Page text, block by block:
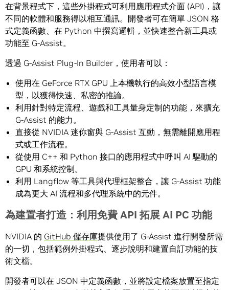
在背景程式下，這些外掛程式可利用應用程式介面 (API)，讓
不同的軟體和服務得以相互通訊。開發者可在簡單 JSON 格
式定義函數、在 Python 中撰寫邏輯，並快速整合新工具或
功能至 G-Assist。
透過 G-Assist Plug-In Builder，使用者可以：
使用在 GeForce RTX GPU 上本機執行的高效小型語言模
型，以獲得快速、私密的推論。
利用針對特定流程、遊戲和工具量身定制的功能，來擴充
G-Assist 的能力。
直接從 NVIDIA 迷你窗與 G-Assist 互動，無需離開應用程
式或工作流程。
從使用 C++ 和 Python 接口的應用程式中呼叫 AI 驅動的
GPU 和系統控制。
利用 Langflow 等工具與代理框架整合，讓 G-Assist 功能
成為更大 AI 流程和多代理系統中的元件。
為建置者打造：利用免費 API 拓展 AI PC 功能
NVIDIA 的 GitHub 儲存庫提供使用了 G-Assist 進行開發所需
的一切，包括範例外掛程式、逐步說明和建置自訂功能的技
術文檔。
開發者可以在 JSON 中定義函數，並將設定檔案放置至指定